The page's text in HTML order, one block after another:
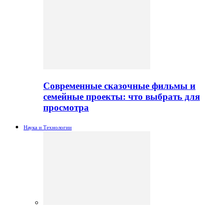
Современные сказочные фильмы и
семейные проекты: что выбрать для
просмотра
Наука и Технологии